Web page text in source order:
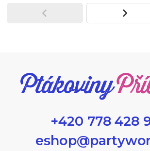
+420 778 428